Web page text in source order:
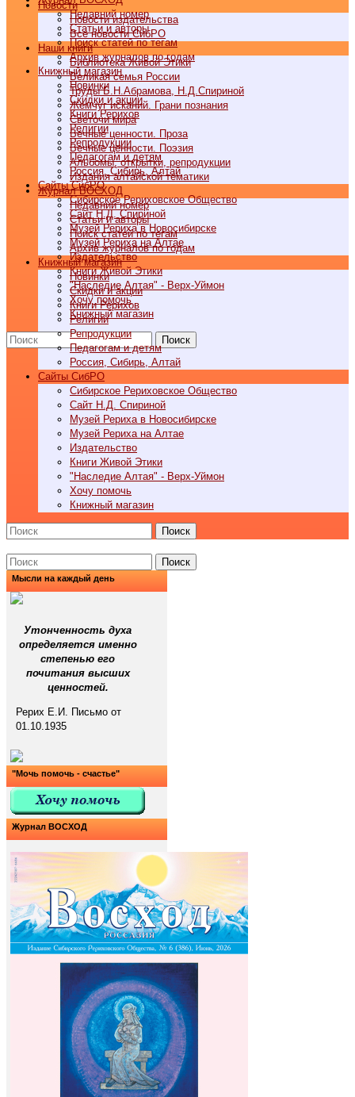
Недавний номер
Статьи и авторы
Поиск статей по тегам
Архив журналов по годам
Книжный магазин
Новинки
Скидки и акции
Книги Рерихов
Религии
Репродукции
Педагогам и детям
Россия, Сибирь, Алтай
Cайты СибРО
Сибирское Рериховское Общество
Сайт Н.Д. Спириной
Музей Рериха в Новосибирске
Музей Рериха на Алтае
Издательство
Книги Живой Этики
"Наследие Алтая" - Верх-Уймон
Хочу помочь
Книжный магазин
Поиск
Новости
Новости издательства
Все новости СибРО
Наши книги
Библиотека Живой Этики
Великая семья России
Труды Б.Н.Абрамова, Н.Д.Спириной
Жемчуг исканий. Грани познания
Светочи мира
Вечные ценности. Проза
Вечные ценности. Поэзия
Альбомы, открытки, репродукции
Издания алтайской тематики
Журнал ВОСХОД
Недавний номер
Статьи и авторы
Поиск статей по тегам
Архив журналов по годам
Книжный магазин
Новинки
Скидки и акции
Книги Рерихов
Религии
Репродукции
Педагогам и детям
Россия, Сибирь, Алтай
Cайты СибРО
Сибирское Рериховское Общество
Сайт Н.Д. Спириной
Музей Рериха в Новосибирске
Музей Рериха на Алтае
Издательство
Книги Живой Этики
"Наследие Алтая" - Верх-Уймон
Хочу помочь
Книжный магазин
Поиск
Поиск
Мысли на каждый день
Утонченность духа
определяется именно
степенью его
почитания высших
ценностей.
Рерих Е.И. Письмо от
01.10.1935
"Мочь помочь - счастье"
Журнал ВОСХОД